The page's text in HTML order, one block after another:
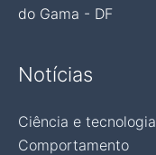
do Gama - DF
Notícias
Ciência e tecnologia
Comportamento